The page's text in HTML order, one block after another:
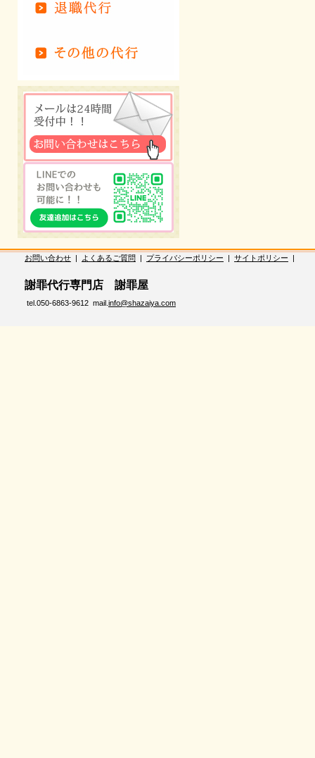
お問い合わせ | よくあるご質問 | プライバシーポリシー | サイトポリシー |
謝罪代行専門店 謝罪屋
tel.050-6863-9612 mail. info@shazaiya.com